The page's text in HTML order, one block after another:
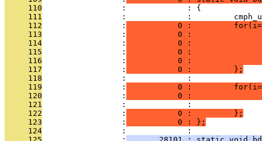
     110
                 :             : {
     111
:             :
     112
                 :
0 :
     113
                 :
0 :
     114
                 :
0 :
     115
                 :
0 :
     116
                 :
0 :
     117
                 :
           0 :         };
     118
                 :             :
     119
                 :
0 :
     120
                 :
0 :
     121
                 :             :
     122
                 :
           0 :         };
     123
                 :
           0 : };
     124
                 :             :